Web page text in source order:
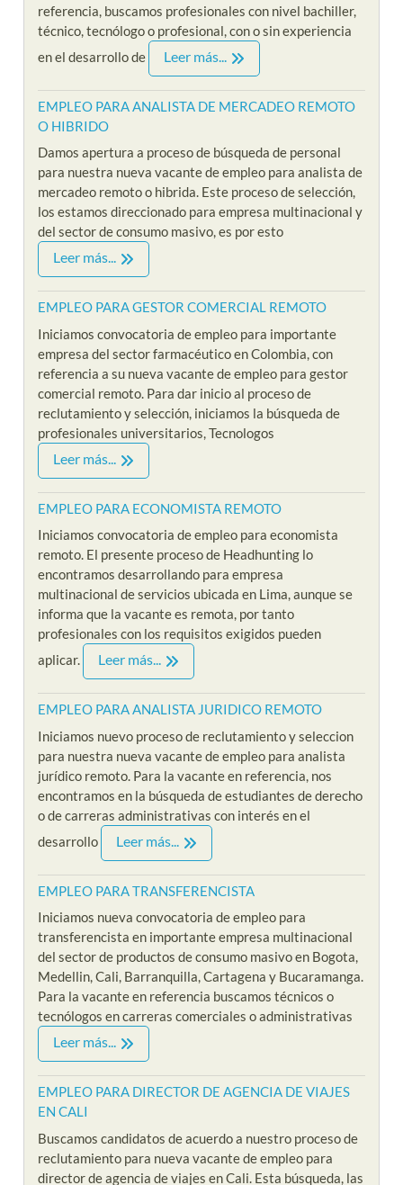
referencia, buscamos profesionales con nivel bachiller,
técnico, tecnólogo o profesional, con o sin experiencia
en el desarrollo de
Leer más...
EMPLEO PARA ANALISTA DE MERCADEO REMOTO
O HIBRIDO
Damos apertura a proceso de búsqueda de personal
para nuestra nueva vacante de empleo para analista de
mercadeo remoto o hibrida. Este proceso de selección,
los estamos direccionado para empresa multinacional y
del sector de consumo masivo, es por esto
Leer más...
EMPLEO PARA GESTOR COMERCIAL REMOTO
Iniciamos convocatoria de empleo para importante
empresa del sector farmacéutico en Colombia, con
referencia a su nueva vacante de empleo para gestor
comercial remoto. Para dar inicio al proceso de
reclutamiento y selección, iniciamos la búsqueda de
profesionales universitarios, Tecnologos
Leer más...
EMPLEO PARA ECONOMISTA REMOTO
Iniciamos convocatoria de empleo para economista
remoto. El presente proceso de Headhunting lo
encontramos desarrollando para empresa
multinacional de servicios ubicada en Lima, aunque se
informa que la vacante es remota, por tanto
profesionales con los requisitos exigidos pueden
aplicar.
Leer más...
EMPLEO PARA ANALISTA JURIDICO REMOTO
Iniciamos nuevo proceso de reclutamiento y seleccion
para nuestra nueva vacante de empleo para analista
jurídico remoto. Para la vacante en referencia, nos
encontramos en la búsqueda de estudiantes de derecho
o de carreras administrativas con interés en el
desarrollo
Leer más...
EMPLEO PARA TRANSFERENCISTA
Iniciamos nueva convocatoria de empleo para
transferencista en importante empresa multinacional
del sector de productos de consumo masivo en Bogota,
Medellin, Cali, Barranquilla, Cartagena y Bucaramanga.
Para la vacante en referencia buscamos técnicos o
tecnólogos en carreras comerciales o administrativas
Leer más...
EMPLEO PARA DIRECTOR DE AGENCIA DE VIAJES
EN CALI
Buscamos candidatos de acuerdo a nuestro proceso de
reclutamiento para nueva vacante de empleo para
director de agencia de viajes en Cali. Esta búsqueda, las